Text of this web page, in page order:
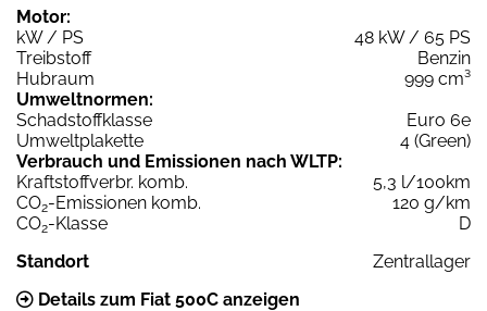
Motor:
kW / PS
48 kW / 65 PS
Treibstoff
Benzin
Hubraum
999 cm³
Umweltnormen:
Schadstoffklasse
Euro 6e
Umweltplakette
4 (Green)
Verbrauch und Emissionen nach WLTP:
Kraftstoffverbr. komb.
5,3 l/100km
CO2-Emissionen komb.
120 g/km
CO2-Klasse
D
Standort
Zentrallager
Details zum Fiat 500C anzeigen